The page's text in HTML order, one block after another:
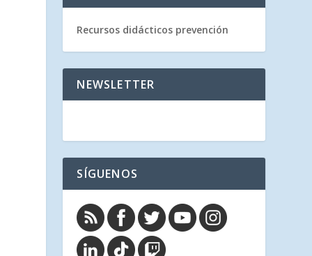
Recursos didácticos prevención
NEWSLETTER
SÍGUENOS